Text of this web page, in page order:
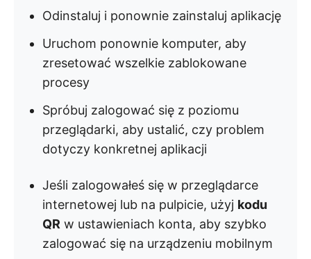
Odinstaluj i ponownie zainstaluj aplikację
Uruchom ponownie komputer, aby
zresetować wszelkie zablokowane
procesy
Spróbuj zalogować się z poziomu
przeglądarki, aby ustalić, czy problem
dotyczy konkretnej aplikacji
Jeśli zalogowałeś się w przeglądarce
internetowej lub na pulpicie, użyj kodu
QR w ustawieniach konta, aby szybko
zalogować się na urządzeniu mobilnym